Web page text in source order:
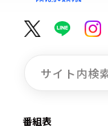
番組表